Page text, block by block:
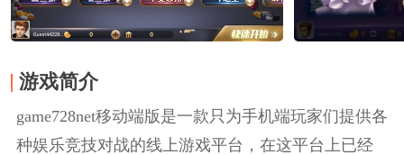
游戏简介
game728net移动端版是一款只为手机端玩家们提供各
种娱乐竞技对战的线上游戏平台，在这平台上已经